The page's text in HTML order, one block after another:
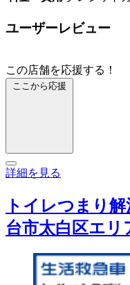
ユーザーレビュー
この店舗を応援する！
ここから応援
詳細を見る
トイレつまり
台市太白区エ